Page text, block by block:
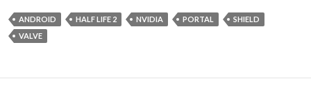
ANDROID HALF LIFE 2 NVIDIA PORTAL
SHIELD
VALVE